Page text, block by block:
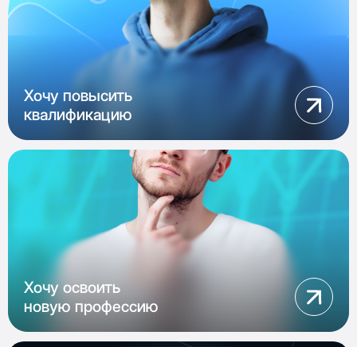
Хочу повысить
квалификацию
Хочу освоить
новую профессию